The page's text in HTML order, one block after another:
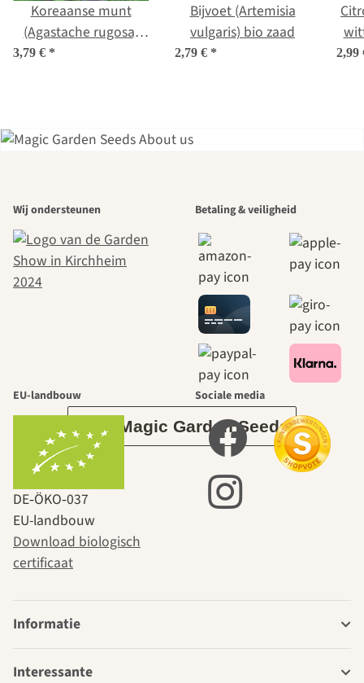
Koreaanse munt
(Agastache rugosa)
3,79 € *
Bijvoet (Artemisia
vulgaris) bio zaad
2,79 € * 2,99
mooiste paden
naar onszelf
leidt door de
tuin.
Over Magic Garden Seeds
Wij ondersteunen Betaling & veiligheid
EU-landbouw
DE‑ÖKO‑037
EU-landbouw
Download biologisch
certificaat
Sociale media
Informatie
Interessante